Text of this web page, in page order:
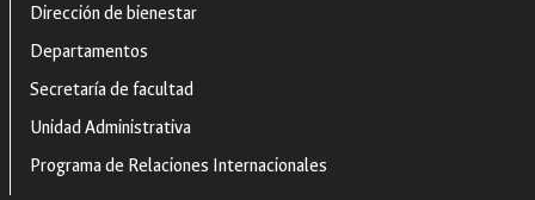
Dirección de bienestar
Departamentos
Secretaría de facultad
Unidad Administrativa
Programa de Relaciones Internacionales